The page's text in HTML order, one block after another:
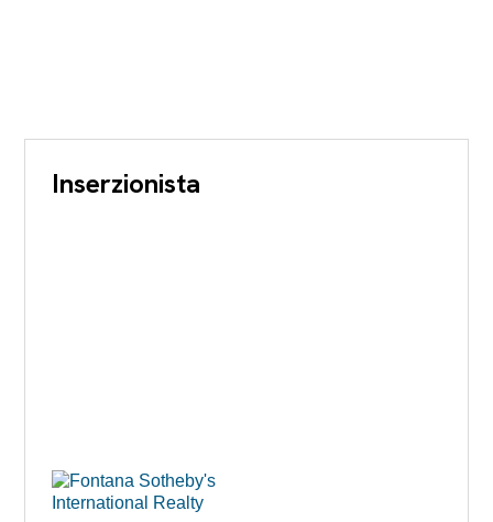
Inserzionista